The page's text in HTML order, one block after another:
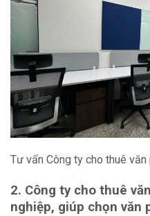
Tư vấn Công ty cho thuê
2. Công ty cho thuê
nghiệp, giúp chọn văn